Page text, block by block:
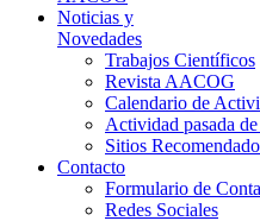
Noticias y
Novedades
Trabajos Científicos
Revista AACOG
Calendario de
Actividad pasada
Sitios
Contacto
Formulario de
Redes Sociales